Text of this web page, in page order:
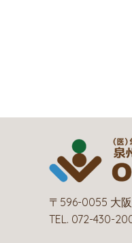
〒596-0055 大
TEL. 072-430-